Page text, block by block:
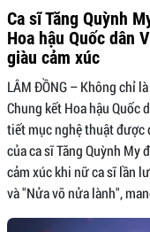
Ca sĩ Tăng Quỳnh
Hoa hậu Quốc dân
giàu cảm xúc
LÂM ĐỒNG – Không chỉ
Chung kết Hoa hậu Quốc
tiết mục nghệ thuật được
của ca sĩ Tăng Quỳnh
cảm xúc khi nữ ca sĩ lần
và "Nửa vỡ nửa lành",